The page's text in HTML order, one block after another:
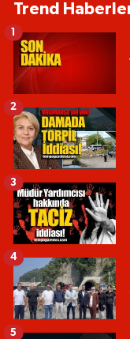
Trend
1
2
3
4
5